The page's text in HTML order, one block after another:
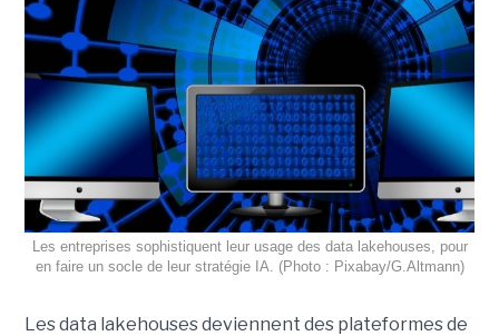
Les entreprises sophistiquent leur usage des data lakehouses, pour
en faire un socle de leur stratégie IA. (Photo : Pixabay/G.Altmann)
Les data lakehouses deviennent des plateformes de